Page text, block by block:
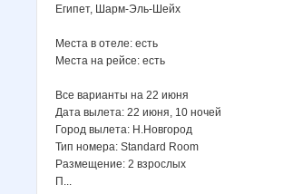
Египет, Шарм-Эль-Шейх
Места в отеле: есть
Места на рейсе: есть
Все варианты на 22 июня
Дата вылета: 22 июня, 10 ночей
Город вылета: Н.Новгород
Тип номера: Standard Room
Размещение: 2 взрослых
П...